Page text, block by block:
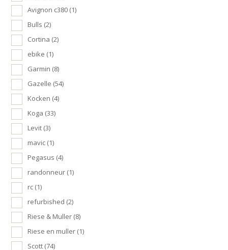
Avignon c380 (1)
Bulls (2)
Cortina (2)
ebike (1)
Garmin (8)
Gazelle (54)
Kocken (4)
Koga (33)
Levit (3)
mavic (1)
Pegasus (4)
randonneur (1)
rc (1)
refurbished (2)
Riese & Muller (8)
Riese en muller (1)
Scott (74)